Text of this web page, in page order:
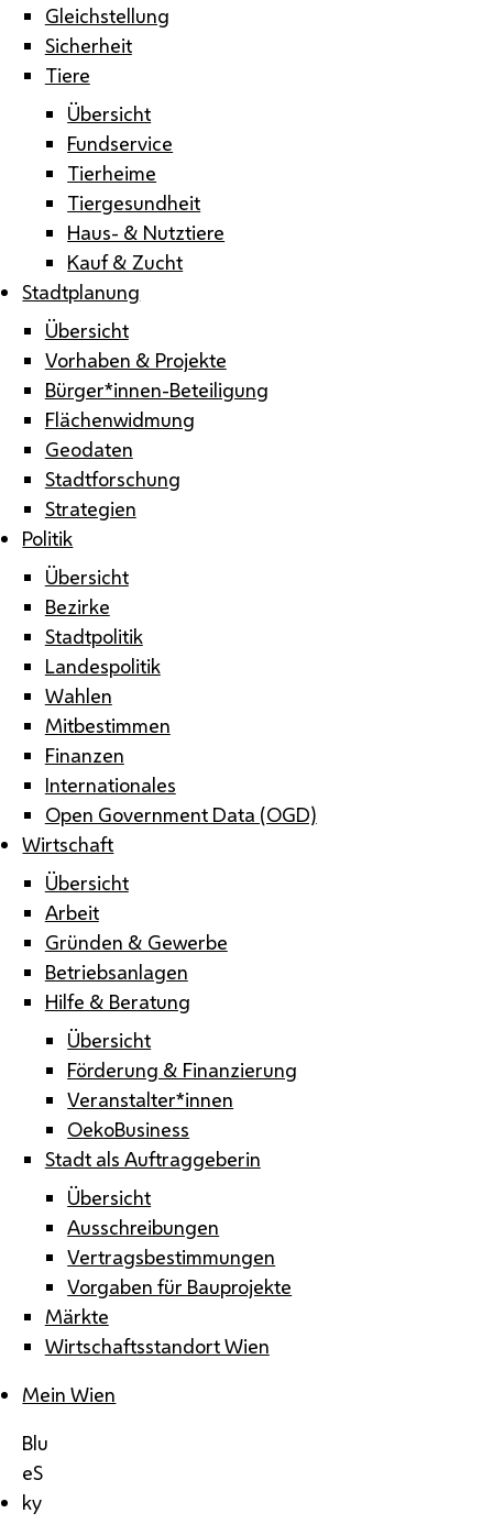
Gleichstellung
Sicherheit
Tiere
Übersicht
Fundservice
Tierheime
Tiergesundheit
Haus- & Nutztiere
Kauf & Zucht
Stadtplanung
Übersicht
Vorhaben & Projekte
Bürger*innen-Beteiligung
Flächenwidmung
Geodaten
Stadtforschung
Strategien
Politik
Übersicht
Bezirke
Stadtpolitik
Landespolitik
Wahlen
Mitbestimmen
Finanzen
Internationales
Open Government Data (OGD)
Wirtschaft
Übersicht
Arbeit
Gründen & Gewerbe
Betriebsanlagen
Hilfe & Beratung
Übersicht
Förderung & Finanzierung
Veranstalter*innen
OekoBusiness
Stadt als Auftraggeberin
Übersicht
Ausschreibungen
Vertragsbestimmungen
Vorgaben für Bauprojekte
Märkte
Wirtschaftsstandort Wien
Mein Wien
Blu
eS
ky